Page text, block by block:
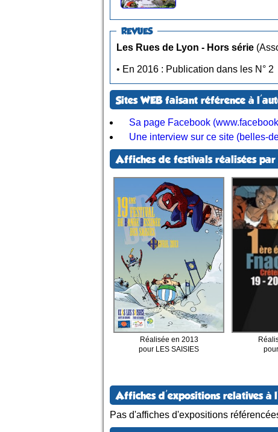
REVUES
Les Rues de Lyon - Hors série
• En 2016 : Publication dans les N° 2
Sites WEB faisant référence à
Sa page Facebook
Une interview sur ce site (belles-
Affiches de festivals réalisées
Réalisée en 2013
pour LES SAISIES
Affiches d'expositions relatives à
Pas d'affiches d'expositions